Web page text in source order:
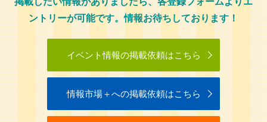
ントリーが可能です。情報お待ちしております！
イベント情報の掲載依頼はこちら
情報市場＋への掲載依頼はこちら